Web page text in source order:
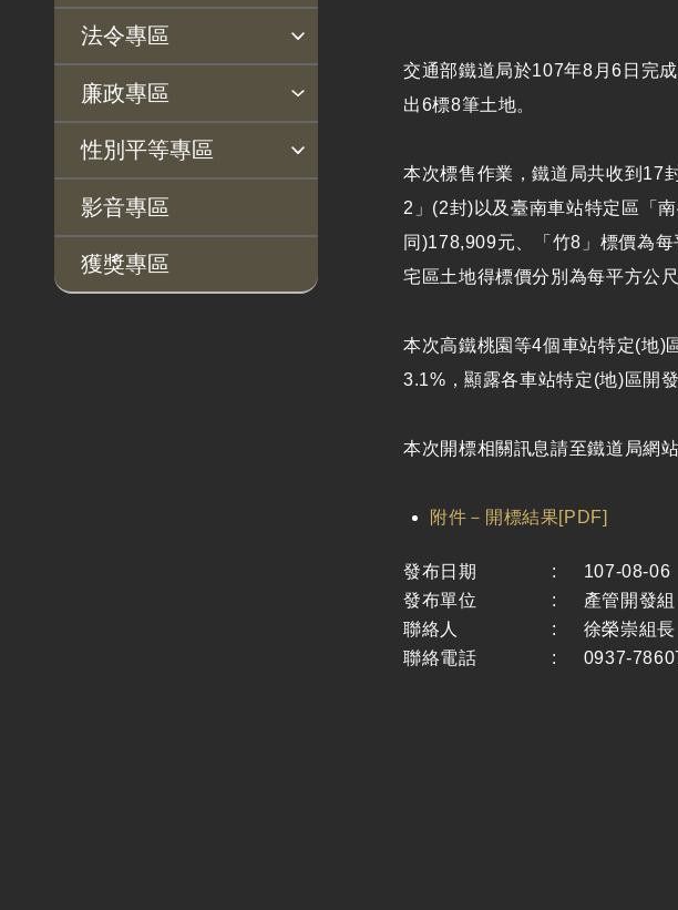
主動公開政府資訊專區
法律及法規命令
解釋性規定及裁量基
準
政府機關資訊
行政指導有關文書
施政計畫、業務統計
及研究報告
個人資料保護專區
Open Data專區
出版品專區
雙語詞彙專區
生態檢核專區
用地取得行政透明專區
用地公告
用地法規
徵收案件資訊
臺鐵局撥入資產債務基金
專區
法令專區
法令查詢
解釋性規定及裁量基準
法令英譯徵集意見專區
訴願文件下載
相關實務判解
相關網站資源
廉政專區
揭弊者保護專區
廉政訊息
利益衝突迴避園地
公務員廉政倫理規範
公職人員財產申報園地
廉政檢舉管道
桃地計畫廉政平臺專網
桃地計畫
廉政平臺
啟動儀式及交流座談
性別平等專區
性別平等工作小組
宣傳事項
性別平等推動計畫
性別平等統計分析
性別平等影響評估
性騷擾防治
相關網站
影音專區
獲獎專區
交通部鐵道局於107年8月6日完
出6標8筆土地。
本次標售作業，鐵道局共收到17
2」(2封)以及臺南車站特定區「
同)178,909元、「竹8」標價為
宅區土地得標價分別為每平方公
本次高鐵桃園等4個車站特定(地)
3.1%，顯露各車站特定(地)區開
本次開標相關訊息請至鐵道局網
附件－開標結果[PDF]
發布日期 :
107-08-06
發布單位
:
產管開發組
聯絡人
:
徐榮崇組長
聯絡電話
: 0937-